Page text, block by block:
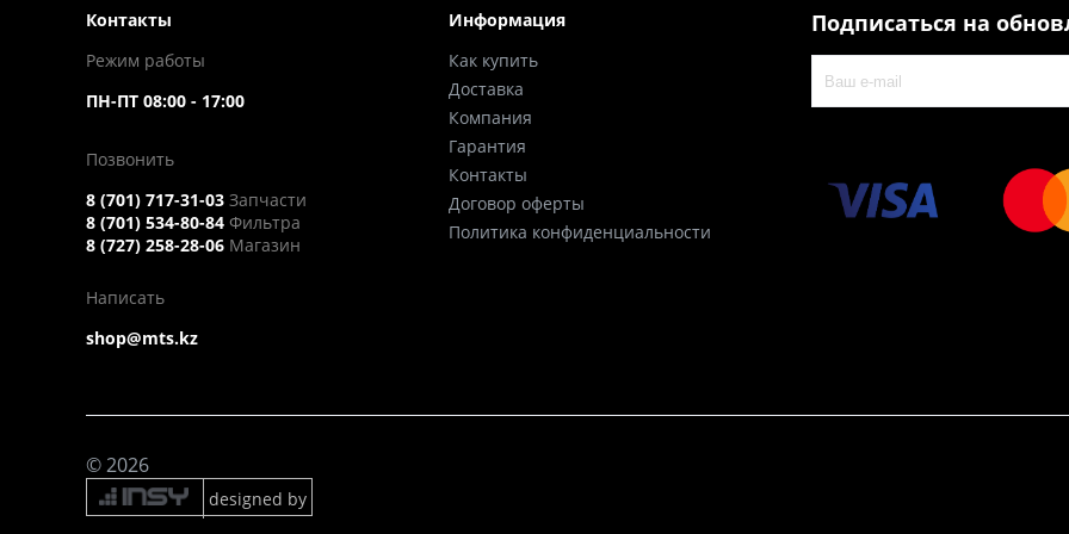
Контакты
Режим работы
ПН-ПТ 08:00 - 17:00
Позвонить
8 (701) 717-31-03 Запчасти
8 (701) 534-80-84 Фильтра
8 (727) 258-28-06 Магазин
Написать
shop@mts.kz
Информация
Как купить
Доставка
Компания
Гарантия
Контакты
Договор оферты
Политика конфиденциальности
Подписаться на
© 2026
designed by